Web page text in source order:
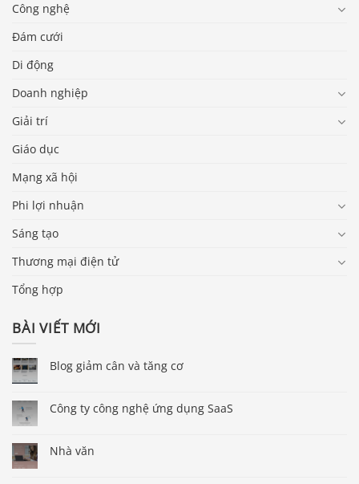
Công nghệ
Đám cưới
Di động
Doanh nghiệp
Giải trí
Giáo dục
Mạng xã hội
Phi lợi nhuận
Sáng tạo
Thương mại điện tử
Tổng hợp
BÀI VIẾT MỚI
Blog giảm cân và tăng cơ
Công ty công nghệ ứng dụng SaaS
Nhà văn